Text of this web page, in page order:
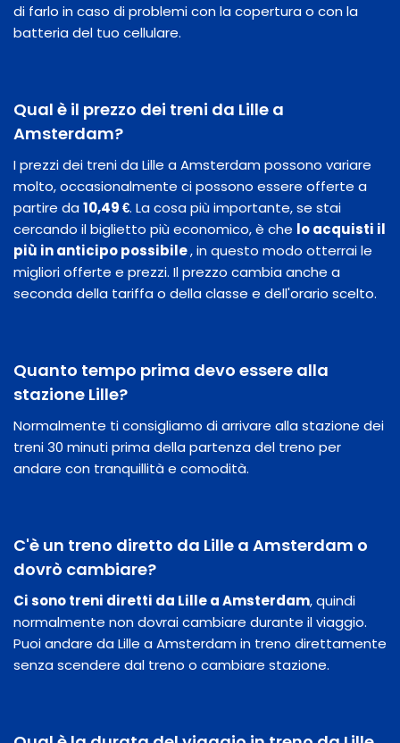
di farlo in caso di problemi con la copertura o con la
batteria del tuo cellulare.
Qual è il prezzo dei treni da Lille a
Amsterdam?
I prezzi dei treni da Lille a Amsterdam possono variare
molto, occasionalmente ci possono essere offerte a
partire da10,49 €. La cosa più importante, se stai
cercando il biglietto più economico, è che lo acquisti il
​​più in anticipo possibile, in questo modo otterrai le
migliori offerte e prezzi. Il prezzo cambia anche a
seconda della tariffa o della classe e dell'orario scelto.
Quanto tempo prima devo essere alla
stazione Lille?
Normalmente ti consigliamo di arrivare alla stazione dei
treni 30 minuti prima della partenza del treno per
andare con tranquillità e comodità.
C'è un treno diretto da Lille a Amsterdam o
dovrò cambiare?
Ci sono treni diretti da Lille a Amsterdam, quindi
normalmente non dovrai cambiare durante il viaggio.
Puoi andare da Lille a Amsterdam in treno direttamente
senza scendere dal treno o cambiare stazione.